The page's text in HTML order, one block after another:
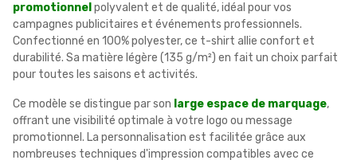
promotionnel polyvalent et de qualité, idéal pour vos
campagnes publicitaires et événements professionnels.
Confectionné en 100% polyester, ce t-shirt allie confort et
durabilité. Sa matière légère (135 g/m²) en fait un choix parfait
pour toutes les saisons et activités.
Ce modèle se distingue par son large espace de marquage,
offrant une visibilité optimale à votre logo ou message
promotionnel. La personnalisation est facilitée grâce aux
nombreuses techniques d'impression compatibles avec ce